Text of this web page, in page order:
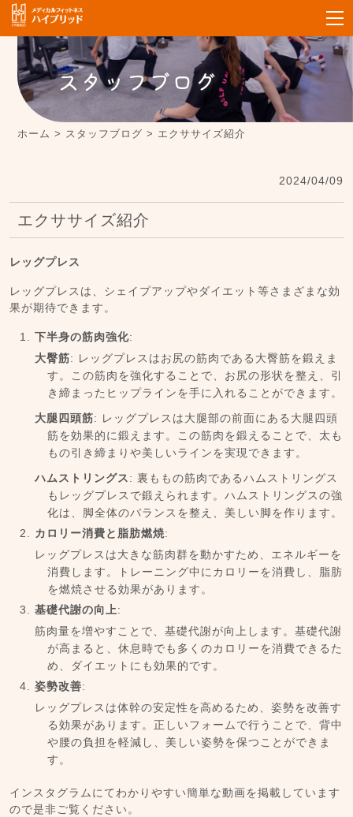
スタッフブログ
ホーム > スタッフブログ > エクササイズ紹介
2024/04/09
エクササイズ紹介
レッグプレス
レッグプレスは、シェイプアップやダイエット等さまざまな効
果が期待できます。
下半身の筋肉強化:
大臀筋: レッグプレスはお尻の筋肉である大臀筋を鍛えま
す。この筋肉を強化することで、お尻の形状を整え、引
き締まったヒップラインを手に入れることができます。
大腿四頭筋: レッグプレスは大腿部の前面にある大腿四頭
筋を効果的に鍛えます。この筋肉を鍛えることで、太も
もの引き締まりや美しいラインを実現できます。
ハムストリングス: 裏ももの筋肉であるハムストリングス
もレッグプレスで鍛えられます。ハムストリングスの強
化は、脚全体のバランスを整え、美しい脚を作ります。
カロリー消費と脂肪燃焼:
レッグプレスは大きな筋肉群を動かすため、エネルギーを
消費します。トレーニング中にカロリーを消費し、脂肪
を燃焼させる効果があります。
基礎代謝の向上:
筋肉量を増やすことで、基礎代謝が向上します。基礎代謝
が高まると、休息時でも多くのカロリーを消費できるた
め、ダイエットにも効果的です。
姿勢改善:
レッグプレスは体幹の安定性を高めるため、姿勢を改善す
る効果があります。正しいフォームで行うことで、背中
や腰の負担を軽減し、美しい姿勢を保つことができま
す。
インスタグラムにてわかりやすい簡単な動画を掲載しています
ので是非ご覧ください。